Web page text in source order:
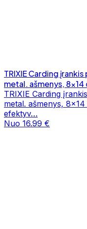
TRIXIE Carding
metal. ašmenys, 8x14
TRIXIE Carding
metal. ašmenys,
efektyv…
Nuo 16.99 €